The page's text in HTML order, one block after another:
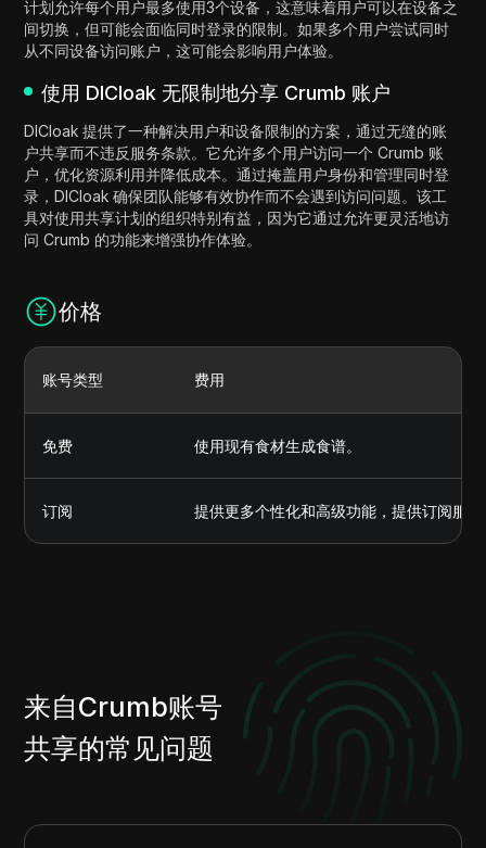
计划允许每个用户最多使用3个设备，这意味着用户可以在设备之
间切换，但可能会面临同时登录的限制。如果多个用户尝试同时
从不同设备访问账户，这可能会影响用户体验。
使用 DICloak 无限制地分享 Crumb 账户
DICloak 提供了一种解决用户和设备限制的方案，通过无缝的账
户共享而不违反服务条款。它允许多个用户访问一个 Crumb 账
户，优化资源利用并降低成本。通过掩盖用户身份和管理同时登
录，DICloak 确保团队能够有效协作而不会遇到访问问题。该工
具对使用共享计划的组织特别有益，因为它通过允许更灵活地访
问 Crumb 的功能来增强协作体验。
价格
账号类型 费用
免费 使用现有食材生成食谱。
订阅 提供更多个性化和高级功能，提供订阅服
来自Crumb账号
共享的常见问题